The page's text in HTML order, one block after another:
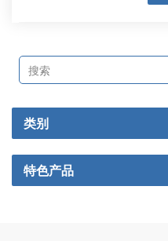
类别
特色产品